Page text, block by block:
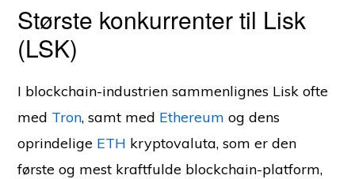
Største konkurrenter til Lisk
(LSK)
I blockchain-industrien sammenlignes Lisk ofte
med Tron, samt med Ethereum og dens
oprindelige ETH kryptovaluta, som er den
første og mest kraftfulde blockchain-platform,